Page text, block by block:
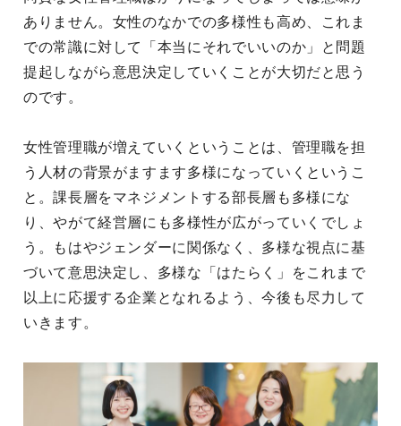
ありません。女性のなかでの多様性も高め、これま
での常識に対して「本当にそれでいいのか」と問題
提起しながら意思決定していくことが大切だと思う
のです。
女性管理職が増えていくということは、管理職を担
う人材の背景がますます多様になっていくというこ
と。課長層をマネジメントする部長層も多様にな
り、やがて経営層にも多様性が広がっていくでしょ
う。もはやジェンダーに関係なく、多様な視点に基
づいて意思決定し、多様な「はたらく」をこれまで
以上に応援する企業となれるよう、今後も尽力して
いきます。